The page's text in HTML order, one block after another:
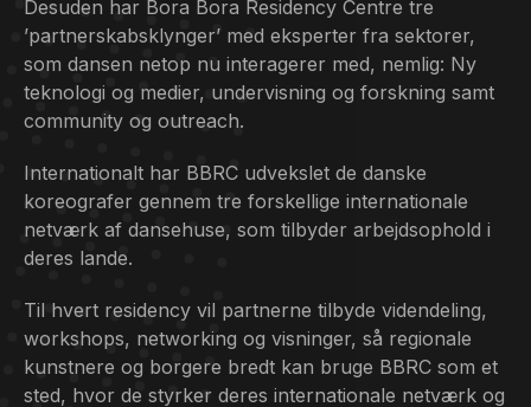
Desuden har Bora Bora Residency Centre tre
’partnerskabsklynger’ med eksperter fra sektorer,
som dansen netop nu interagerer med, nemlig: Ny
teknologi og medier, undervisning og forskning samt
community og outreach.
Internationalt har BBRC udvekslet de danske
koreografer gennem tre forskellige internationale
netværk af dansehuse, som tilbyder arbejdsophold i
deres lande.
Til hvert residency vil partnerne tilbyde videndeling,
workshops, networking og visninger, så regionale
kunstnere og borgere bredt kan bruge BBRC som et
sted, hvor de styrker deres internationale netværk og